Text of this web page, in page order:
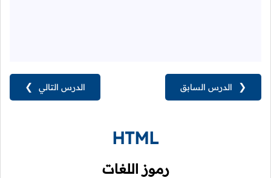
الدرس التالي ❯ ❮ الدرس السابق
HTML
رموز اللغات